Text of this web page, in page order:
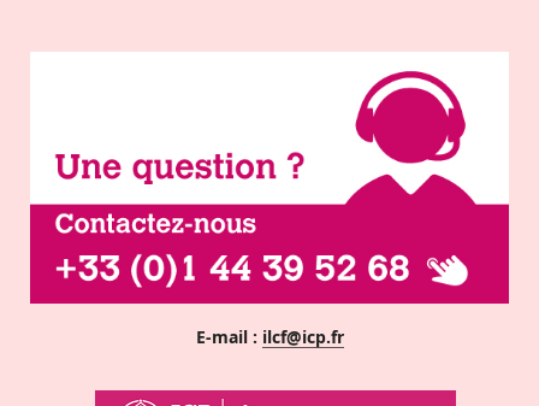
E-mail : ilcf@icp.fr